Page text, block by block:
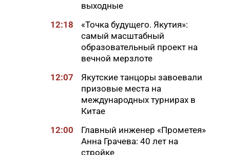
выходные
12:18
«Точка будущего. Якутия»:
самый масштабный
образовательный проект на
вечной мерзлоте
12:07
Якутские танцоры завоевали
призовые места на
международных турнирах в
Китае
12:00
Главный инженер «Прометея»
Анна Грачева: 40 лет на
стройке